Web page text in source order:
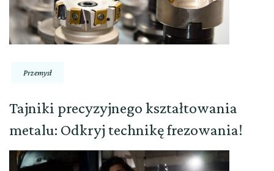
Przemysł
Tajniki precyzyjnego kształtowania
metalu: Odkryj technikę frezowania!